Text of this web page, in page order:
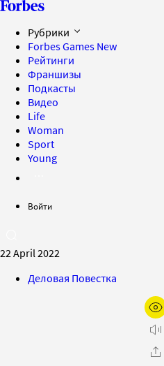
Рубрики
Forbes Games New
Рейтинги
Франшизы
Подкасты
Видео
Life
Woman
Sport
Young
Войти
22 April 2022
Деловая Повестка